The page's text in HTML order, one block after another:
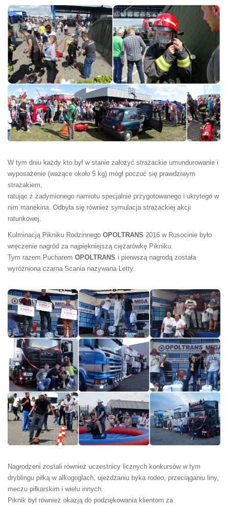
W tym dniu każdy kto był w stanie założyć strażackie umundurowanie i
wyposażenie (ważące około 5 kg) mógł poczuć się prawdziwym
strażakiem,
ratując z zadymionego namiotu specjalnie przygotowanego i ukrytego w
nim manekina. Odbyła się również symulacja strażackiej akcji
ratunkowej.
Kulminacją Pikniku Rodzinnego OPOLTRANS 2016 w Rusocinie było
wręczenie nagród za najpiękniejszą ciężarówkę Pikniku.
Tym razem Pucharem OPOLTRANS i pierwszą nagrodą została
wyróżniona czarna Scania nazywana Letty.
Nagrodzeni zostali również uczestnicy licznych konkursów w tym
dryblingu piłką w alkogoglach, ujeżdżaniu byka rodeo, przeciąganiu liny,
meczu piłkarskim i wielu innych.
Piknik był również okazją do podziękowania klientom za